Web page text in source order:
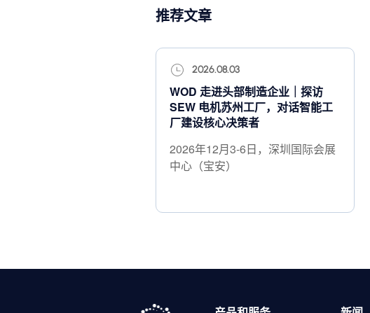
推荐文章
2026.08.03
WOD 走进头部制造企业｜探访
SEW 电机苏州工厂，对话智能工
厂建设核心决策者
2026年12月3-6日，深圳国际会展
中心（宝安）